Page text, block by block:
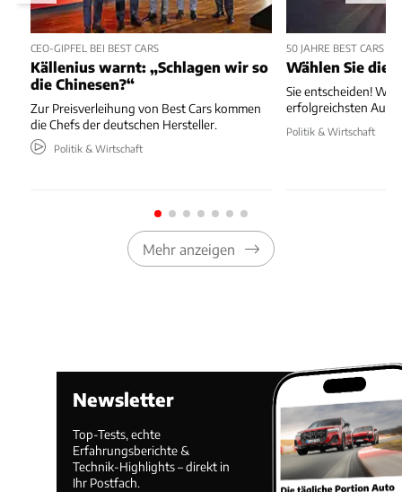
CEO-GIPFEL BEI BEST CARS
Källenius warnt: „Schlagen wir so
die Chinesen?“
Zur Preisverleihung von Best Cars kommen
die Chefs der deutschen Hersteller.
Politik & Wirtschaft
50 JAHRE BEST CARS -
Wählen Sie die
Sie entscheiden! Wir
erfolgreichsten
Politik & Wirtschaft
Mehr anzeigen
Newsletter
Top-Tests, echte
Erfahrungsberichte &
Technik-Highlights – direkt in
Ihr Postfach.